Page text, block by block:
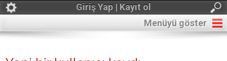
Giriş Yap | Kayıt ol
Menüyü göster